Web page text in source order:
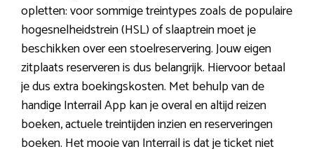
opletten: voor sommige treintypes zoals de populaire
hogesnelheidstrein (HSL) of slaaptrein moet je
beschikken over een stoelreservering. Jouw eigen
zitplaats reserveren is dus belangrijk. Hiervoor betaal
je dus extra boekingskosten. Met behulp van de
handige Interrail App kan je overal en altijd reizen
boeken, actuele treintijden inzien en reserveringen
boeken. Het mooie van Interrail is dat je ticket niet